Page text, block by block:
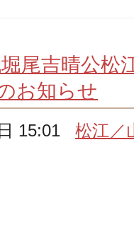
尾吉晴公松
お知らせ
日 15:01松江／